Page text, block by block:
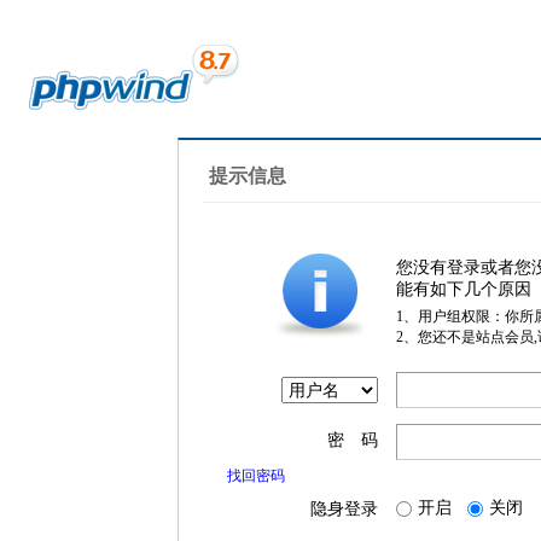
提示信息
您没有登录或者您
能有如下几个原因
1、用户组权限：你所
2、您还不是站点会员
密 码
找回密码
隐身登录 开启 关闭